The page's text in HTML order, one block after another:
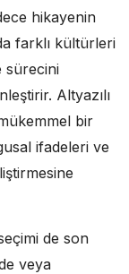
hikayenin
farklı kültürleri
sürecini
Altyazılı
bir
ifadeleri ve
de son
veya